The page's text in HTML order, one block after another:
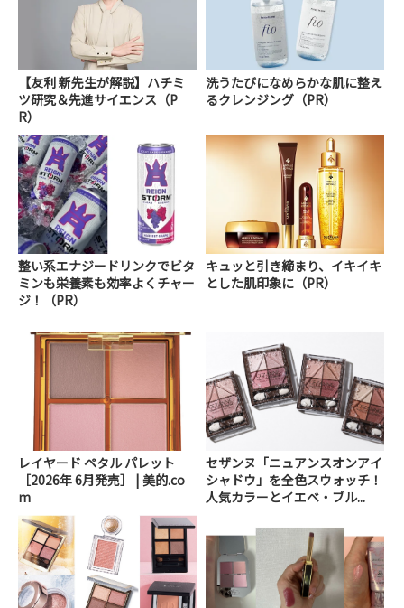
【友利 新先生が解説】ハチミ
ツ研究＆先進サイエンス（P
R）
洗うたびになめらかな肌に整え
るクレンジング（PR）
整い系エナジードリンクでビタ
ミンも栄養素も効率よくチャー
ジ！（PR）
キュッと引き締まり、イキイキ
とした肌印象に（PR）
レイヤード ペタル パレット
［2026年 6月発売］ | 美的.co
m
セザンヌ「ニュアンスオンアイ
シャドウ」を全色スウォッチ！
人気カラーとイエベ・ブル...